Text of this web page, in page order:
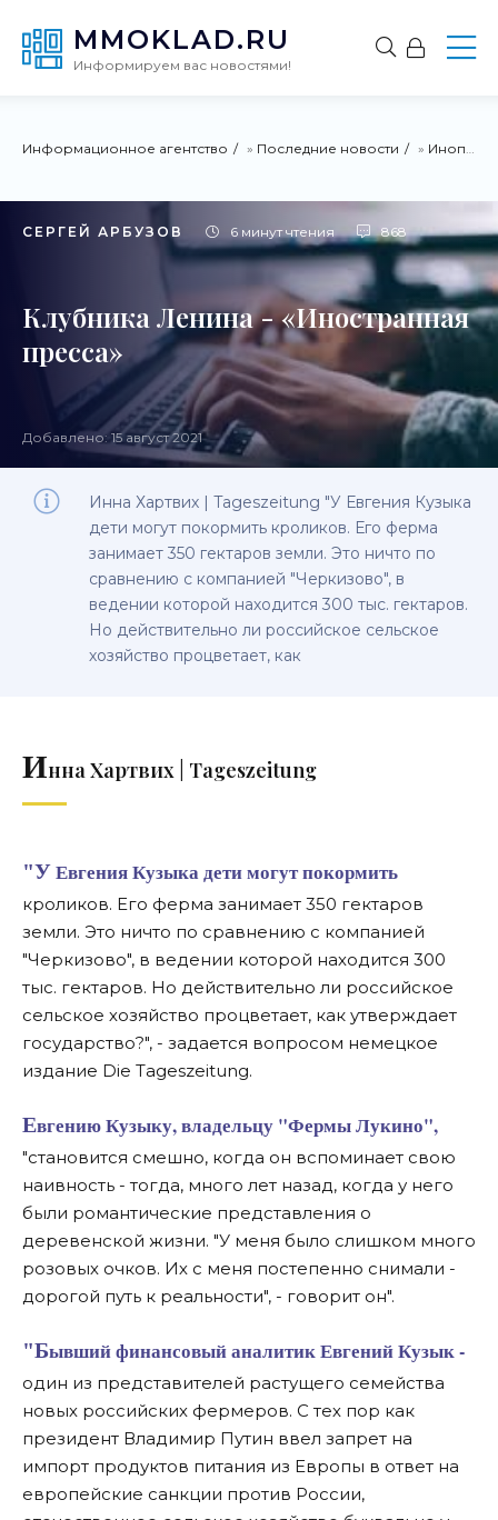
MMOKLAD.RU
Информируем вас новостями!
Информационное агентство » Последние новости » Инопресса
СЕРГЕЙ АРБУЗОВ 6 минут чтения 868
Клубника Ленина - «Иностранная
пресса»
Добавлено: 15 август 2021
Инна Хартвих | Tageszeitung "У Евгения Кузыка
дети могут покормить кроликов. Его ферма
занимает 350 гектаров земли. Это ничто по
сравнению с компанией "Черкизово", в
ведении которой находится 300 тыс. гектаров.
Но действительно ли российское сельское
хозяйство процветает, как
Инна Хартвих | Tageszeitung
"У Евгения Кузыка дети могут покормить
кроликов. Его ферма занимает 350 гектаров
земли. Это ничто по сравнению с компанией
"Черкизово", в ведении которой находится 300
тыс. гектаров. Но действительно ли российское
сельское хозяйство процветает, как утверждает
государство?", - задается вопросом немецкое
издание Die Tageszeitung.
Евгению Кузыку, владельцу "Фермы Лукино",
"становится смешно, когда он вспоминает свою
наивность - тогда, много лет назад, когда у него
были романтические представления о
деревенской жизни. "У меня было слишком много
розовых очков. Их с меня постепенно снимали -
дорогой путь к реальности", - говорит он".
"Бывший финансовый аналитик Евгений Кузык -
один из представителей растущего семейства
новых российских фермеров. С тех пор как
президент Владимир Путин ввел запрет на
импорт продуктов питания из Европы в ответ на
европейские санкции против России,